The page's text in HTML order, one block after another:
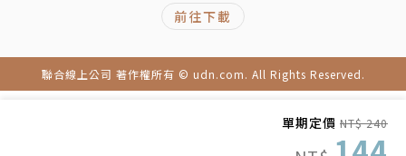
單期定價 NT$ 240
前往下載
聯合線上公司 著作權所有 © udn.com. All Rights Reserved.